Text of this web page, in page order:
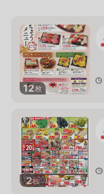
12枚
2枚